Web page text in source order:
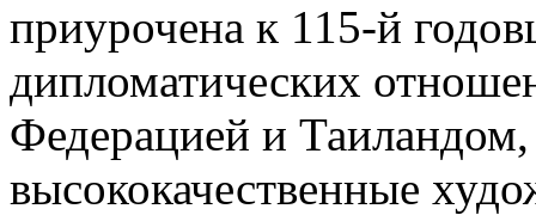
приурочена к 115-й
дипломатических
Федерацией и
высококачественные